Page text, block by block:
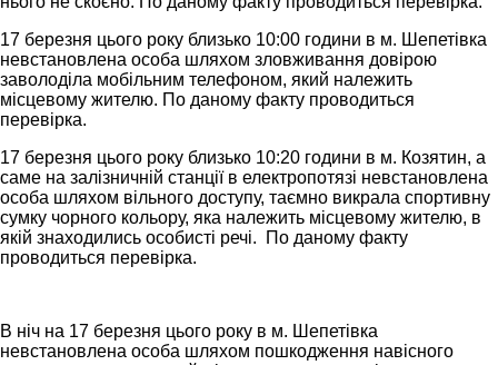
17 березня цього року близько 10:00 години в м. Шепетівка
невстановлена особа шляхом зловживання довірою
заволоділа мобільним телефоном, який належить
місцевому жителю. По даному факту проводиться
перевірка.
17 березня цього року близько 10:20 години в м. Козятин, а
саме на залізничній станції в електропотязі невстановлена
особа шляхом вільного доступу, таємно викрала спортивну
сумку чорного кольору, яка належить місцевому жителю, в
якій знаходились особисті речі. По даному факту
проводиться перевірка.
В ніч на 17 березня цього року в м. Шепетівка
невстановлена особа шляхом пошкодження навісного